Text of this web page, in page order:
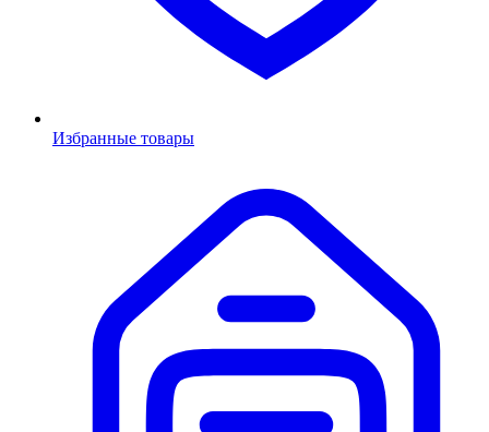
Избранные товары